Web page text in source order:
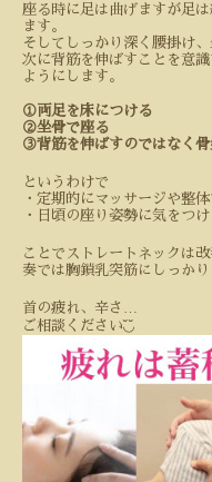
座る時に足は曲げますが足
ます。
そしてしっかり深く腰掛け、
次に背筋を伸ばすことを意
ようにします。
①両足を床につける
②坐骨で座る
③背筋を伸ばすのではなく
というわけで
・定期的にマッサージや整
・日頃の座り姿勢に気をつけ
ことでストレートネックは改
奏では胸鎖乳突筋にしっか
首の疲れ、辛さ
ご相談ください◟̆◞̆